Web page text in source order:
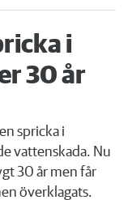
i
30 år
spricka i
vattenskada. Nu
30 år men får
överklagats.